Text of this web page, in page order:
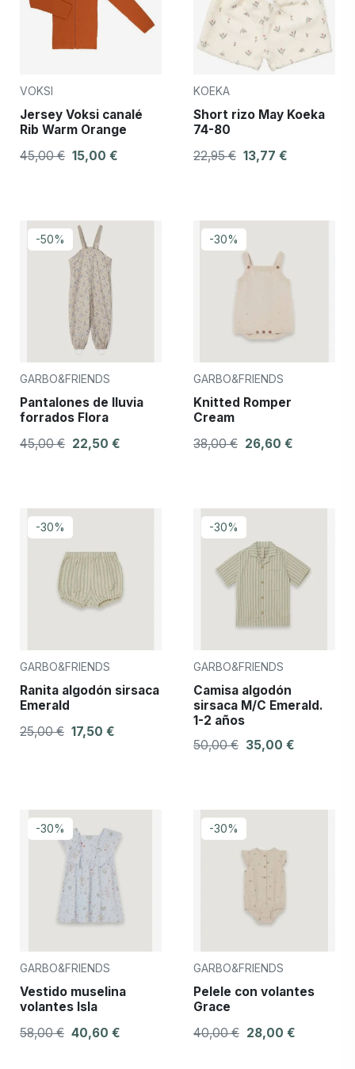
VOKSI
Jersey Voksi canalé
Rib Warm Orange
45,00 € 15,00 €
KOEKA
Short rizo May Koeka
74-80
22,95 € 13,77 €
-50%
GARBO&FRIENDS
Pantalones de lluvia
forrados Flora
45,00 € 22,50 €
-30%
GARBO&FRIENDS
Knitted Romper
Cream
38,00 € 26,60 €
-30%
GARBO&FRIENDS
Ranita algodón sirsaca
Emerald
25,00 € 17,50 €
-30%
GARBO&FRIENDS
Camisa algodón
sirsaca M/C Emerald.
1-2 años
50,00 € 35,00 €
-30%
GARBO&FRIENDS
Vestido muselina
volantes Isla
58,00 € 40,60 €
-30%
GARBO&FRIENDS
Pelele con volantes
Grace
40,00 € 28,00 €